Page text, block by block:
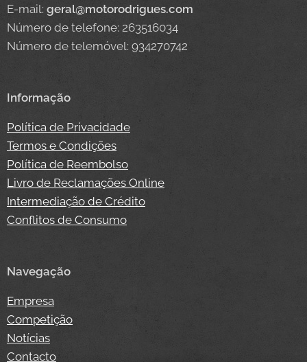
E-mail: geral@motorodrigues.com
Número de telefone: 263516034
Número de telemóvel: 934270742
Informação
Política de Privacidade
Termos e Condições
Política de Reembolso
Livro de Reclamações Online
Intermediação de Crédito
Conflitos de Consumo
Navegação
Empresa
Competição
Notícias
Contacto